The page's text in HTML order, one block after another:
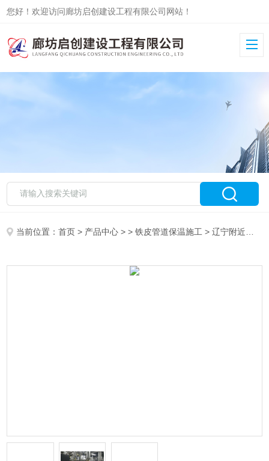
您好！欢迎访问廊坊启创建设工程有限公司网站！
当前位置：首页 > 产品中心 > >铁皮管道保温施工 > 辽宁附近的管道保温施工队